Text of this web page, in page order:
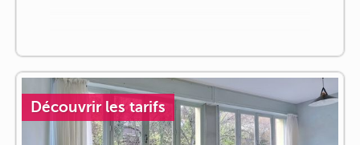
Découvrir les tarifs